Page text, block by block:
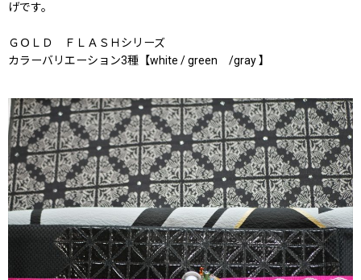
げです。
ＧＯＬＤ ＦＬＡＳＨシリーズ
カラーバリエーション3種【white / green /gray 】